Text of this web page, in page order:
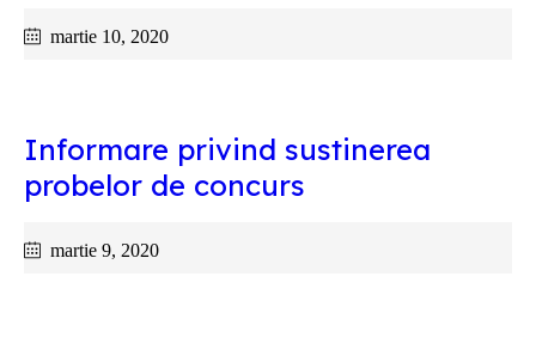
martie 10, 2020
Informare privind sustinerea
probelor de concurs
martie 9, 2020